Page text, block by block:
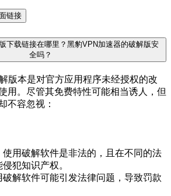
链接
下载链接在哪里？黑豹VPN加速器的破解版安
全吗？
版本是对官方应用程序未经授权的改
用。尽管其免费特性可能相当诱人，但
不容忽视：
使用破解软件是非法的，且在不同的法
犯知识产权。
破解软件可能引发法律问题，导致罚款